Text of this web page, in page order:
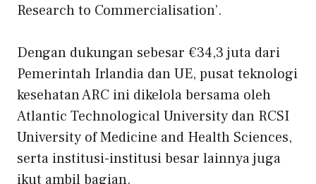
Research to Commercialisation’.
Dengan dukungan sebesar €34,3 juta dari
Pemerintah Irlandia dan UE, pusat teknologi
kesehatan ARC ini dikelola bersama oleh
Atlantic Technological University dan RCSI
University of Medicine and Health Sciences,
serta institusi-institusi besar lainnya juga
ikut ambil bagian.